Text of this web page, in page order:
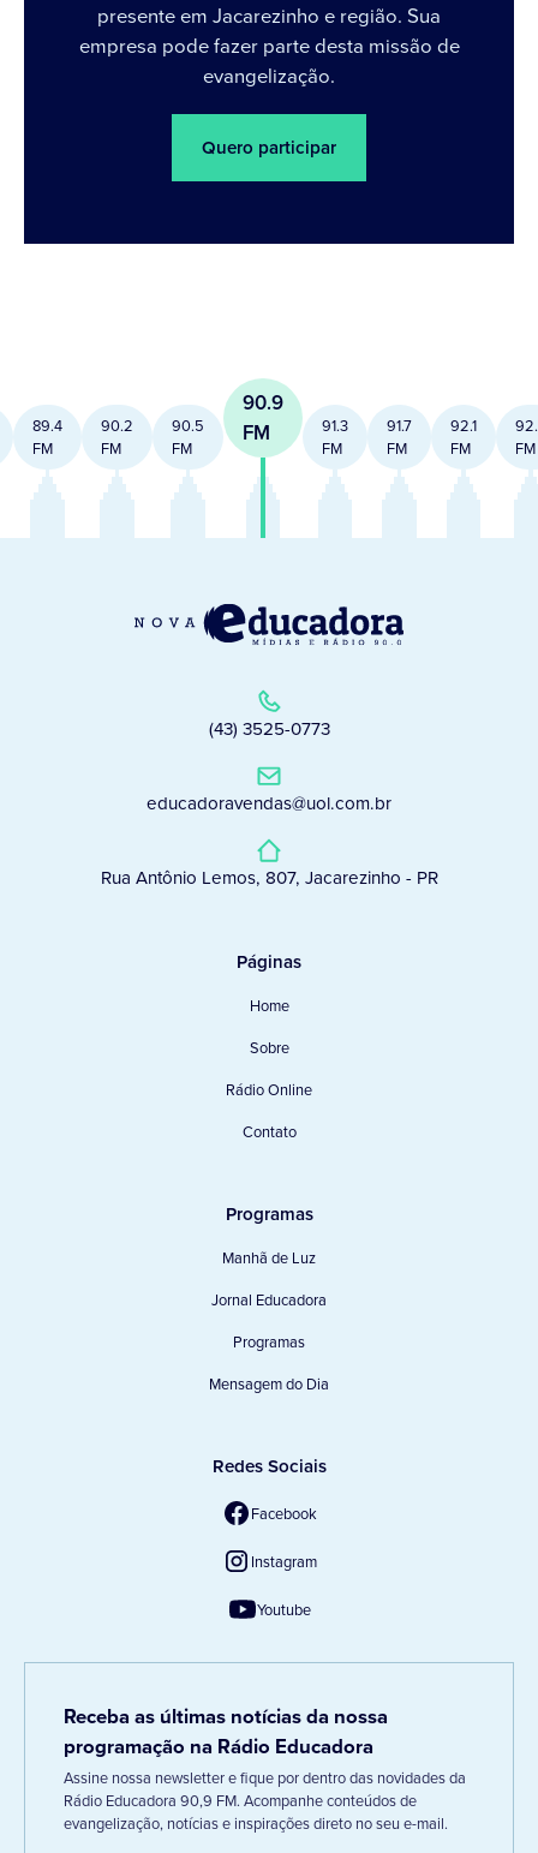
presente em Jacarezinho e região. Sua
empresa pode fazer parte desta missão de
evangelização.
Quero participar
89.4
FM
90.2
FM
90.5
FM
90.9
FM
91.3
FM
91.7
FM
92.1
FM
FM
(43) 3525-0773
educadoravendas@uol.com.br
Rua Antônio Lemos, 807, Jacarezinho - PR
Páginas
Home
Sobre
Rádio Online
Contato
Programas
Manhã de Luz
Jornal Educadora
Programas
Mensagem do Dia
Redes Sociais
Facebook
Instagram
Youtube
Receba as últimas notícias da nossa
programação na Rádio Educadora
Assine nossa newsletter e fique por dentro das novidades da
Rádio Educadora 90,9 FM. Acompanhe conteúdos de
evangelização, notícias e inspirações direto no seu e-mail.